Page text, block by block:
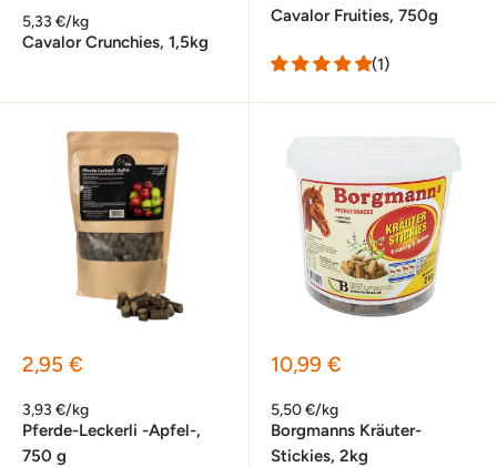
5,33 €/kg
Cavalor Crunchies, 1,5kg
Cavalor Fruities, 750g
(1)
Sonderpreis
2,95 €
3,93 €/kg
Pferde-Leckerli -Apfel-,
750 g
Sonderpreis
10,99 €
5,50 €/kg
Borgmanns Kräuter-
Stickies, 2kg